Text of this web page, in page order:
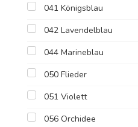
041 Königsblau
042 Lavendelblau
044 Marineblau
050 Flieder
051 Violett
056 Orchidee